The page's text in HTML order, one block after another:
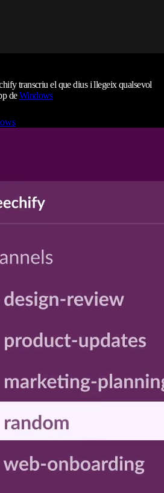
transcriu el que dius i llegeix qualsevol
deWindows